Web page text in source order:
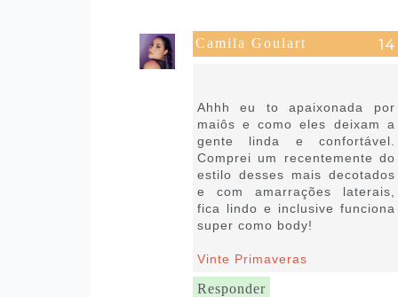
Camila Goulart
Ahhh eu to apaixonada por
maiôs e como eles deixam a
gente linda e confortável.
Comprei um recentemente do
estilo desses mais decotados
e com amarrações laterais,
fica lindo e inclusive funciona
super como body!
Vinte Primaveras
Responder